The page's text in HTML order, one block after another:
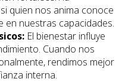
quien nos anima conoce
en nuestras capacidades.
El bienestar influye
Cuando nos
rendimos mejor
interna.